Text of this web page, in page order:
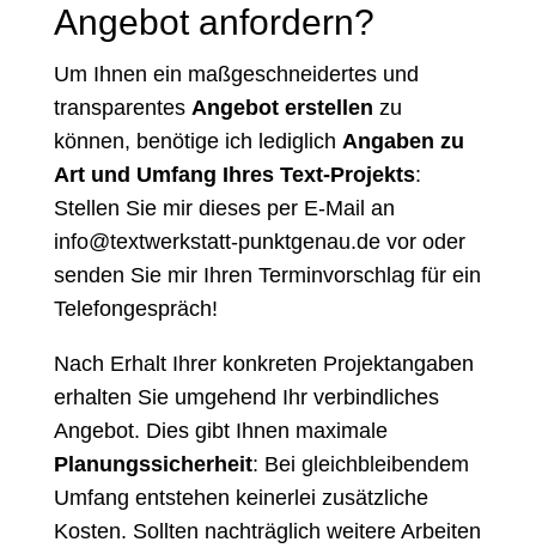
Angebot anfordern?
Um Ihnen ein maßgeschneidertes und
transparentes Angebot erstellen zu
können, benötige ich lediglich Angaben zu
Art und Umfang Ihres Text-Projekts:
Stellen Sie mir dieses per E-Mail an
info@textwerkstatt-punktgenau.devor oder
senden Sie mir Ihren Terminvorschlag für ein
Telefongespräch!
Nach Erhalt Ihrer konkreten Projektangaben
erhalten Sie umgehend Ihr verbindliches
Angebot. Dies gibt Ihnen maximale
Planungssicherheit: Bei gleichbleibendem
Umfang entstehen keinerlei zusätzliche
Kosten. Sollten nachträglich weitere Arbeiten